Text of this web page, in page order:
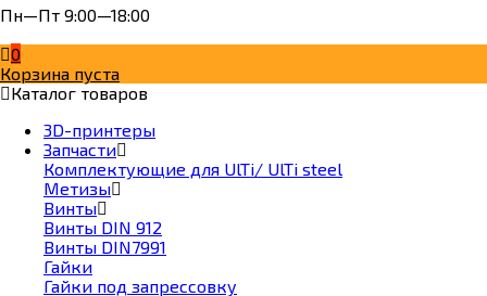
Пн—Пт 9:00—18:00
0
Корзина пуста
Каталог товаров
3D-принтеры
Запчасти
Комплектующие для UlTi/ UlTi steel
Метизы
Винты
Винты DIN 912
Винты DIN7991
Гайки
Гайки под запрессовку